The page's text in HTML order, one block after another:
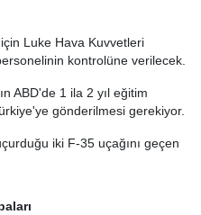
Luke Hava Kuvvetleri
kontrolüne verilecek.
ABD'de 1 ila 2 yıl eğitim
gönderilmesi gerekiyor.
iki F-35 uçağını geçen